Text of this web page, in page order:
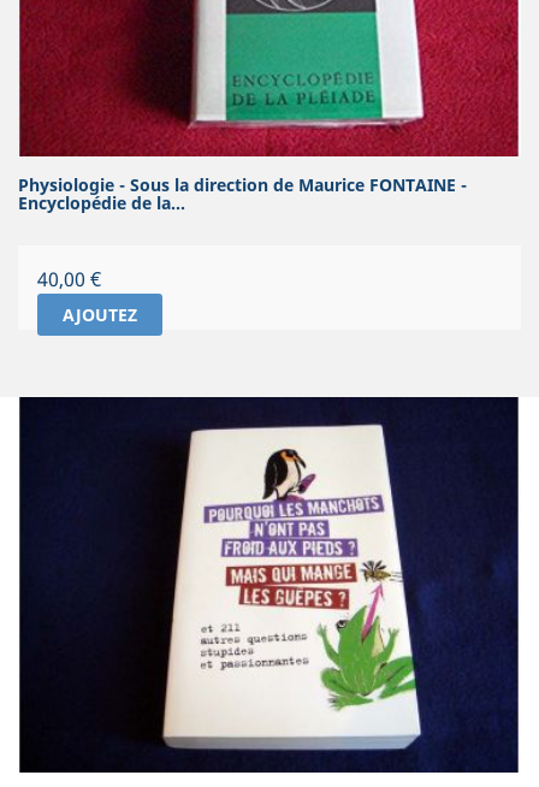
Physiologie - Sous la direction de Maurice FONTAINE -
Encyclopédie de la...
Prix
40,00 €
AJOUTEZ